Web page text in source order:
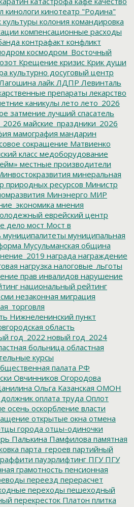
кинологи кинотеатр "Родина"
колония командировка
компенсационные расходы
контрафакт конфликт
космодром_Восточный
Крещение кризис Крик души
культурно досуговый центр
лайк ЛДПР Левинталь
препараты лекарство
каникулылето лето_2026
затмениелучший спасатель
майские_праздники_2026
мамография мандарин
сокращение Матвиенко
классмедоборудование
местные производители
минеральная
природных ресурсов Министр
Минэнерго МИР
мнения
еврейский центр
дело мост Мост в
муниципалитеты муниципальная
Мусульманская община
награда награждение
нагрузка налоговые_льготы
прав инвалидов нарушение
национальный рейтинг
незаконная миграция
Нижнеленинский пункт
область
год_2022 новый год_2024
больница областная
курсы
палата РФ
Овчинников Огородова
Ольга Казанская ОМОН
оплата труда Оплот
осень оскорбление власти
открытые окна отмена
города отцы-одиночки
Палькина Памфилова памятная
парта_героев партийный
пауэрлифтинг ПГУПГУ
грамотность пенсионная
переезд перерасчет
переходы пешеходный
перекресток Платон плитка